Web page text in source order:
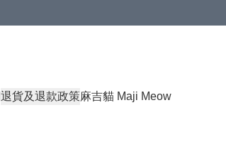
退貨及退款政策麻吉貓 Maji Meow